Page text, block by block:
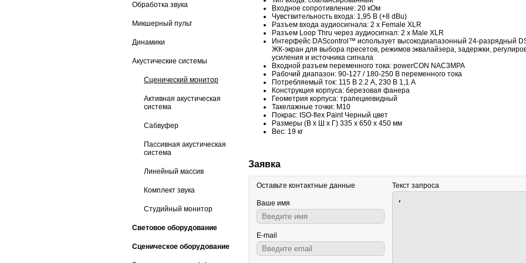
Обработка звука
Микшерный пульт
Динамики
Акустические системы
Сценический монитор
Активная акустическая
система
Сабвуфер
Пассивная акустическая
система
Линейный массив
Комплект звука
Студийный монитор
Световое оборудование
Сценическое оборудование
Входное сопротивление: 20 кОм
Чувствительность входа: 1,95 В (+8 dBu)
Разъем входа аудиосигнала: 2 х Female XLR
Разъем Loop Thru через аудиосигнал: 2 x Male XLR
Интерфейс DAScontrol™ использует высокодиапазонный 24-разрядный
ЖК-экран для выбора пресетов, режимов эквалайзера, задержки,
усиления и источника сигнала
Входной разъем переменного тока: powerCON NAC3MPA
Рабочий диапазон: 90-127 / 180-250 В переменного тока
Потребляемый ток: 115 В 2.2 А, 230 В 1,1 А
Конструкция корпуса: березовая фанера
Геометрия корпуса: трапециевидный
Такелажные точки: M10
Покрас: ISO-flex Paint Черный цвет
Размеры (В x Ш x Г) 335 x 650 x 450 мм
Вес: 19 кг
Заявка
Оставьте контактные данные
Ваше имя
E-mail
Текст запроса